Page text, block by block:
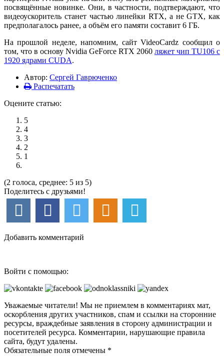
посвящённые новинке. Они, в частности, подтверждают, что
видеоускоритель станет частью линейки RTX, а не GTX, как
предполагалось ранее, а объём его памяти составит 6 ГБ.
На прошлой неделе, напомним, сайт VideoCardz сообщил о
том, что в основу Nvidia GeForce RTX 2060 ляжет чип TU106 с
1920 ядрами CUDA.
Автор: Сергей Гаврюченко
Распечатать
Оцените статью:
5
4
3
2
1
(2 голоса, среднее: 5 из 5)
Поделитесь с друзьями!
Добавить комментарий
Войти с помощью:
Уважаемые читатели! Мы не приемлем в комментариях мат,
оскорбления других участников, спам и ссылки на сторонние
ресурсы, враждебные заявления в сторону администрации и
посетителей ресурса. Комментарии, нарушающие правила
сайта, будут удалены.
Обязательные поля отмечены *